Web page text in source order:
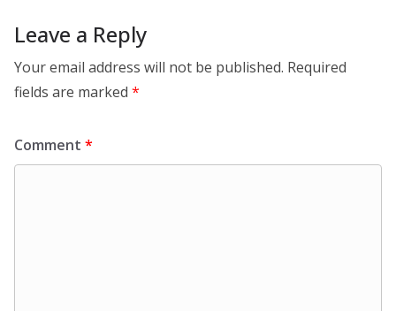
Leave a Reply
Your email address will not be published. Required
fields are marked *
Comment *